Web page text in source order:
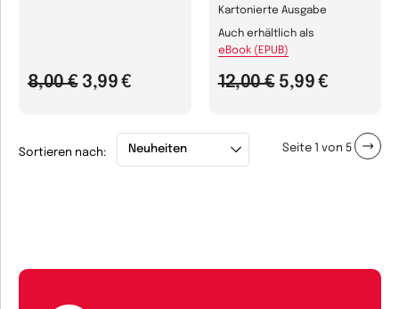
8,00 € 3,99 €
Kartonierte Ausgabe
12,00 € 5,99 €
Auch erhältlich als
eBook (EPUB)
Sortieren nach: Seite 1 von 5